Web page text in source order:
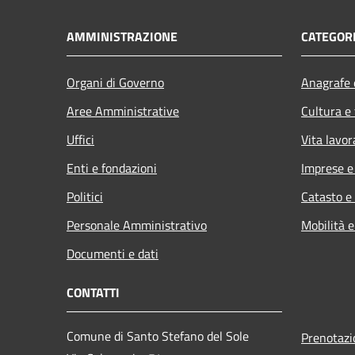
AMMINISTRAZIONE
Organi di Governo
Aree Amministrative
Uffici
Enti e fondazioni
Politici
Personale Amministrativo
Documenti e dati
Cultura
Vita
Imprese
Catasto
Mobilità
CONTATTI
Comune di Santo Stefano del Sole